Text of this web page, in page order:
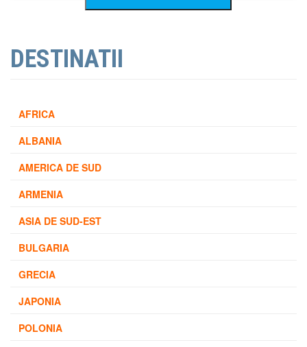
DESTINATII
AFRICA
ALBANIA
AMERICA DE SUD
ARMENIA
ASIA DE SUD-EST
BULGARIA
GRECIA
JAPONIA
POLONIA